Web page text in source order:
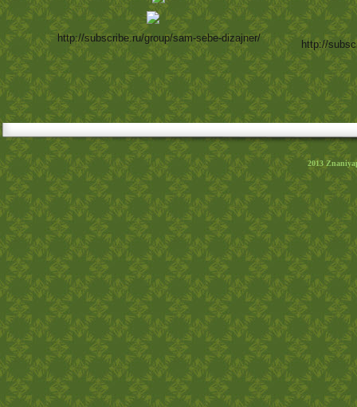
http://subscribe.ru/group/sam-sebe-dizajner/
http://
2013